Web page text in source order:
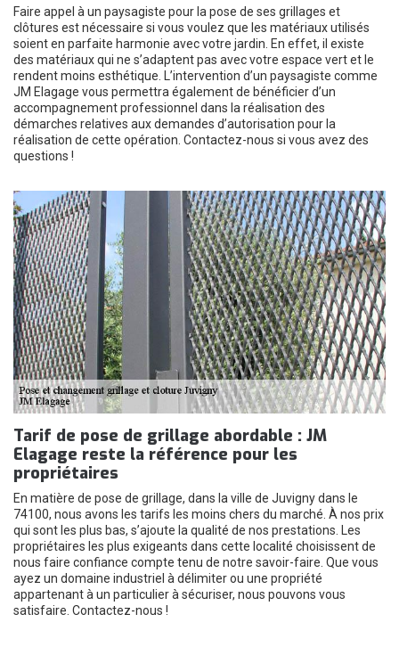
Faire appel à un paysagiste pour la pose de ses grillages et
clôtures est nécessaire si vous voulez que les matériaux utilisés
soient en parfaite harmonie avec votre jardin. En effet, il existe
des matériaux qui ne s’adaptent pas avec votre espace vert et le
rendent moins esthétique. L’intervention d’un paysagiste comme
JM Elagage vous permettra également de bénéficier d’un
accompagnement professionnel dans la réalisation des
démarches relatives aux demandes d’autorisation pour la
réalisation de cette opération. Contactez-nous si vous avez des
questions !
Tarif de pose de grillage abordable : JM
Elagage reste la référence pour les
propriétaires
En matière de pose de grillage, dans la ville de Juvigny dans le
74100, nous avons les tarifs les moins chers du marché. À nos prix
qui sont les plus bas, s’ajoute la qualité de nos prestations. Les
propriétaires les plus exigeants dans cette localité choisissent de
nous faire confiance compte tenu de notre savoir-faire. Que vous
ayez un domaine industriel à délimiter ou une propriété
appartenant à un particulier à sécuriser, nous pouvons vous
satisfaire. Contactez-nous !